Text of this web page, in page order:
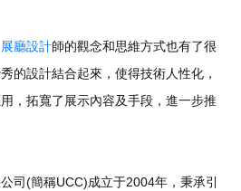
展廳設計師的觀念和思維方式也有了很
的設計結合起來，使得技術人性化，
，拓寬了展示內容及手段，進一步推
(簡稱UCC)成立于2004年，秉承引